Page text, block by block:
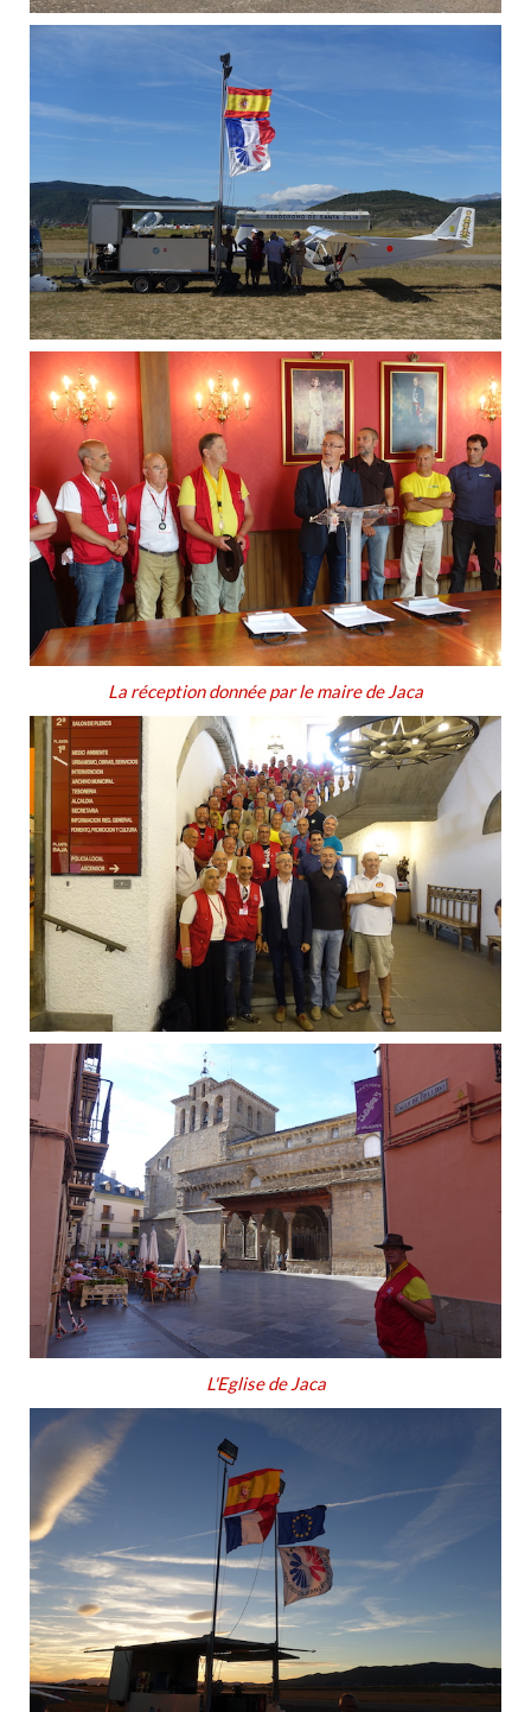
La réception donnée par le maire de Jaca
L'Eglise de Jaca